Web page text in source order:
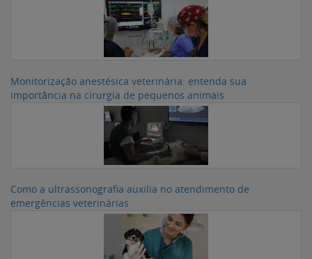
Monitorização anestésica veterinária: entenda sua
importância na cirurgia de pequenos animais
Como a ultrassonografia auxilia no atendimento de
emergências veterinárias